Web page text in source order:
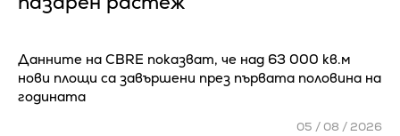
Данните на CBRE показват, че над 63 000 кв.м
нови площи са завършени през първата половина на
годината
05 / 08 / 2026